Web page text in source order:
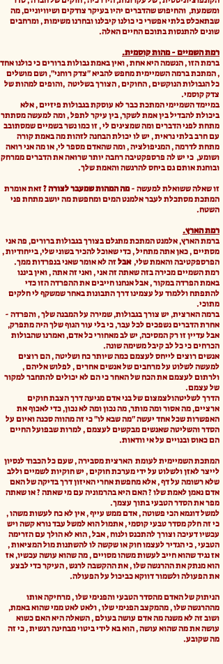
ומשמעת, והחיפוש שהדברים יהיו בעיקר צודקים ושיוויוניים, מה
שבתאכלס בלתי אפשרי כי כולנו קיבלנו ובחרנו משימות , ומרחבים
שונים להתנסות בתוכם החיים האלה.
רמת השמיים - מהות קוסמית.
ברמת הזו , הנשמה היא אחת , ואין באמת גבולות ברורים כי כולנו אחד
, המתכת ברמה השמיימית מחפש להביא "צדק רוחני", ושם מושלים
כל הגבולות הנוקשים , החוקים , הצורך בשליטה ,והופים למהות של
צדק קוסמי.
במיימד השמיימי המתכת כבר לא עוסקת בגבולות פיזיים , אלא
ביכולת להבדיל בין אמת לשקר, בין עיקר לתפל , ומה למעשה מסתתר
מתחת לפני הדברים ומה שמציגים לי , זו כמו נשר בשמיים שמסתובב
עם חרב בלתי נראית , יש לו יכולת הבחנה לזהות מה באמת קורה
מתחת לדרמה , המניפולציה , ומה שהאדם מספר לי, או מה אני רואה
ושומע, כי יש לה פרספקטיבה רחבה יותר שרואה את הדברים ממרחק
ובוחנת אותם גם ביחס להרגשה והאמת שלך.
זו שאלה ששואלת למעשה -מה המהות שמעבר לצורה ?זאת אומרת
המתכת מסתכלת לעבר אלמנט המים ומחפשת מה יושב מתחת פני
השטח.
רמת הארץ.
ברמת הארץ, אלמנט המתכת מתגלם בצורך בגבולות ברורים, פה אני
מסתיים , כאן אתה מתחיל , כדי שאוכל להכיר בשוני שלי, בייחודיות ,
הפרספקטיבה והאמת שלי,אבלזה לא אומר שאני בנפרדות ממך.
רמת השמיים מכירה בזה שאתה זה אני , ואני זה אתה , ואין ביננו
באמת הפרדה במקור , אבל אנחנו חייבים את ההפרדה הזו כדי
להתפתח וללמוד על עצמינו דרך התבונות באחר שמשקף לי חלקים
מתוכי.
ברמה הארצית, יש צורך בגבולות, שמירה על המבנה שלך , והפרדה -
אחרת הדברים נשפכים לכל עבר, כי בלי עור הגוף שלך היה מתפרק,
אבל עדיין זו רק המסיכה, יש לב מאחורי כל אדם, ואמרנו שהבולות
הכרחים כי כל לב קיבל משימה שונה.
אנשים רוצים לייחס לעצמם כמה שיותר כח ושליטה , הם רוצים
למעשה לשלוט על מרחבים של אנשים אחרים , לפלוש אליהם ,
ולרתום לעצמם את הכח של האחר כי הם לא יכולים להתחבר למקור
של עצמם.
הדרך לשליטהולצמצום של בני אדם מגיעה דרך הצבת חוקים
ארציים, מה אסור ומה מותר, מה נכון ומה לא נכון, כדי לאכוף את
האפשרות שכל אחד יעשה "מה שבא לו" כי זה מהווה סכנה ואיום על
הסדר והשליטה שאנשים מבקשים לעצמם , למרות שבפועל החיים
הם כאוס ובנויים על אי וודאות.
המתכת השמיימית לעומת הארצית מסבירה , שעם כל הכבוד לנסיון
לייצר לאזן ולשלוט על ידי מערכת חוקים , יש חוקיות לשמיים וללב
שלא רשומה על דף , אלא מחפשת אחרי האיזון דרך בדיקה של האם
אדם נאמן לאמת שלו ? האם היא בהרמוניה עם מי שאתה ? או שאתה
מפר את הסדר הטבעי בתוך עצמך.
למשל דוגמא הכי פשוטה , אדם ממש עייף , אין לא כח לעשות משהו ,
כי זה חלק מסדר טבעי קוסמי , אתמול הוא למשל עבד נורא קשה ויש
עכשיו דעיכה וצורך להתכנס ולנוח , אבל , הוא לא הולך עם הזרימה
הטבעי , כי הגדיר לעצמו חוק או שקשה לו להשתנות מול המציאות ,
אז נגיד שהוא חייב לעשות משהו מסויים , מה שהוא עושה עכשיו, אז
הוא מנתק את ההרגשה שלו , את ההקשבה לרגש , העיקר כדי לבצע
את הפעולה ולשמור דווקא כביכול על הפעולה.
הניתוק של האדם מהסדר הטבעי והפנימי שלו , מרחיקה אותו
מההרגשה שלו , מהמקצב הפנימי שלו , ולאט לאט ממי שהוא באמת,
ושוב זה לא משנה מה אדם עושה בעולם , השאלה היא האם כשוא
עושה את מה שהוא עושה , הוא בא לידי ביטוי מבחינה רגשית , כי זה
מה שקובע.